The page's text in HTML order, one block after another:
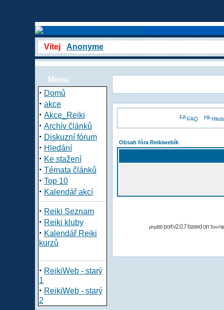
Vítej Anonyme
Menu
· Domů
· akce
· Akce_Reiki
· Archív článků
· Diskuzní fórum
· Hledání
· Ke stažení
· Témata článků
· Top 10
· Kalendář akcí
· Reiki Seznam
· Reiki kluby
· Kalendář Reiki
kurzů
· ReikiWeb - starý
1
· ReikiWeb - starý
2
FAQ
Obsah fóra Reikiwebík
phpBBport v2.0.7 based onTom